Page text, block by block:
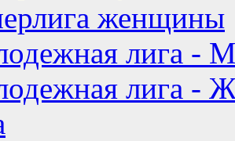
женщины
лига -
лига -